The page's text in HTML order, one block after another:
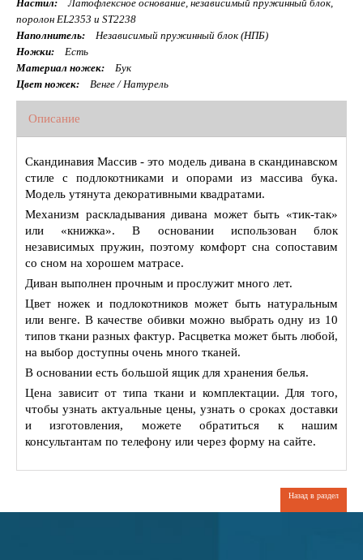
Настил:
Латофлексное основание, независимый пружинный блок,
поролон EL2353 и ST2238
Наполнитель:
Независимый пружинный блок (НПБ)
Ножки:
Есть
Материал ножек:
Бук
Цвет ножек:
Венге / Натурель
Описание
Скандинавия Массив - это модель дивана в скандинавском
стиле с подлокотниками и опорами из массива бука.
Модель утянута декоративными квадратами.
Механизм раскладывания дивана может быть «тик-так»
или «книжка». В основании использован блок
независимых пружин, поэтому комфорт сна сопоставим
со сном на хорошем матрасе.
Диван выполнен прочным и прослужит много лет.
Цвет ножек и подлокотников может быть натуральным
или венге. В качестве обивки можно выбрать одну из 10
типов ткани разных фактур. Расцветка может быть любой,
на выбор доступны очень много тканей.
В основании есть большой ящик для хранения белья.
Цена зависит от типа ткани и комплектации. Для того,
чтобы узнать актуальные цены, узнать о сроках доставки
и изготовления, можете обратиться к нашим
консультантам по телефону или через форму на сайте.
Назад в раздел